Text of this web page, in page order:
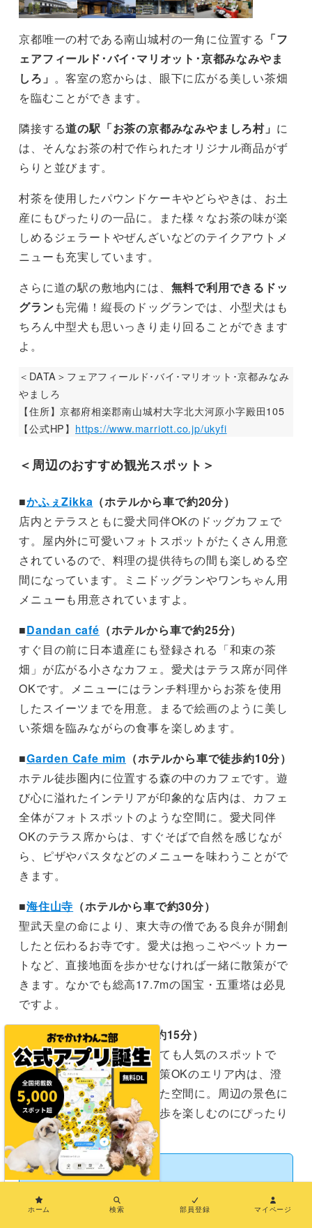
京都唯一の村である南山城村の一角に位置する 「フ
ェアフィールド･バイ･マリオット･京都みなみやま
しろ」 。客室の窓からは、眼下に広がる美しい茶畑
を臨むことができます。
隣接する道の駅「お茶の京都みなみやましろ村」 に
は、そんなお茶の村で作られたオリジナル商品がず
らりと並びます。
村茶を使用したパウンドケーキやどらやきは、お土
産にもぴったりの一品に。また様々なお茶の味が楽
しめるジェラートやぜんざいなどのテイクアウトメ
ニューも充実しています。
さらに道の駅の敷地内には、 無料で利用できるドッ
グランも完備！縦長のドッグランでは、小型犬はも
ちろん中型犬も思いっきり走り回ることができます
よ。
＜DATA＞フェアフィールド･バイ･マリオット･京都みなみ
やましろ
【住所】京都府相楽郡南山城村大字北大河原小字殿田105
【公式HP】 https://www.marriott.co.jp/ukyfi
＜周辺のおすすめ観光スポット＞
■かふぇZikka （ホテルから車で約20分）
店内とテラスともに愛犬同伴OKのドッグカフェで
す。屋内外に可愛いフォトスポットがたくさん用意
されているので、料理の提供待ちの間も楽しめる空
間になっています。ミニドッグランやワンちゃん用
メニューも用意されていますよ。
■Dandan café （ホテルから車で約25分）
すぐ目の前に日本遺産にも登録される「和束の茶
畑」が広がる小さなカフェ。愛犬はテラス席が同伴
OKです。メニューにはランチ料理からお茶を使用
したスイーツまでを用意。まるで絵画のように美し
い茶畑を臨みながらの食事を楽しめます。
■Garden Cafe mim （ホテルから車で徒歩約10分）
ホテル徒歩圏内に位置する森の中のカフェです。遊
び心に溢れたインテリアが印象的な店内は、カフェ
全体がフォトスポットのような空間に。愛犬同伴
OKのテラス席からは、すぐそばで自然を感じなが
ら、ピザやパスタなどのメニューを味わうことがで
きます。
■海住山寺 （ホテルから車で約30分）
聖武天皇の命により、東大寺の僧である良弁が開創
したと伝わるお寺です。愛犬は抱っこやペットカー
トなど、直接地面を歩かせなければ一緒に散策がで
きます。なかでも総高17.7mの国宝・五重塔は必見
ですよ。
月ヶ瀬（ホテルから車で約15分）
関西屈指の梅林の名所としても人気のスポットで
す。リード着用で愛犬も散策OKのエリア内は、澄
んだ川や美しい緑に囲まれた空間に。周辺の景色に
癒されながら愛犬とのお散歩を楽しむのにぴったり
の穴場になっています。
＼おでかけレポート紹介／
ホーム 検索 部員登録 マイページ